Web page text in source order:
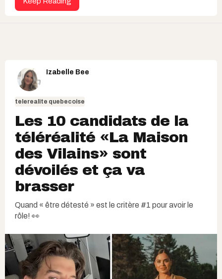
Izabelle Bee
telerealite quebecoise
Les 10 candidats de la
téléréalité «La Maison
des Vilains» sont
dévoilés et ça va
brasser
Quand « être détesté » est le critère #1 pour avoir le
rôle! 👀